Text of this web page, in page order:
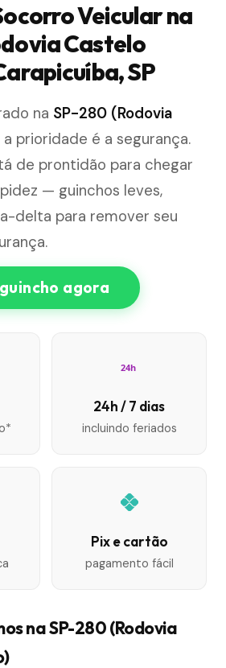
Veicular na
Castelo
SP
na SP-280 (Rodovia
a prioridade é a segurança.
de prontidão para chegar
— guinchos leves,
delta para remover seu
agora
24h
24h / 7 dias
incluindo feriados
Pix e cartão
pagamento fácil
na SP-280 (Rodovia